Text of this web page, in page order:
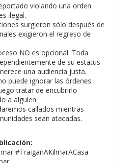
violando una orden
ilegal.
surgieron sólo después de
exigieron el regreso de
NO es opcional. Toda
de su estatus
una audiencia justa.
puede ignorar las órdenes
tratar de encubrirlo
a alguien.
callados mientras
sean atacadas.
#TraiganAKilmarACasa